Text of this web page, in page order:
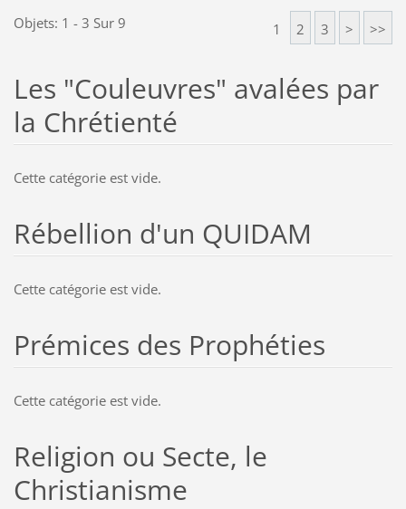
Objets: 1 - 3 Sur 9 1 2 3 > >>
Les "Couleuvres" avalées par
la Chrétienté
Cette catégorie est vide.
Rébellion d'un QUIDAM
Cette catégorie est vide.
Prémices des Prophéties
Cette catégorie est vide.
Religion ou Secte, le
Christianisme